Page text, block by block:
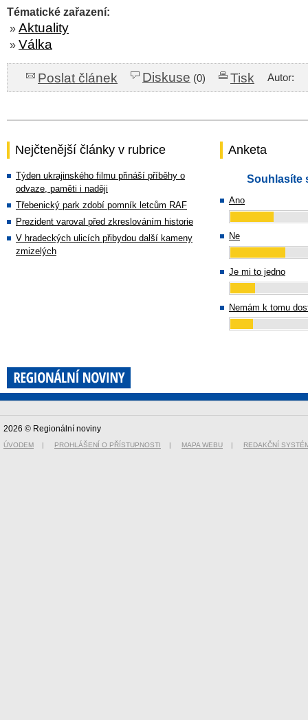
Tématické zařazení:
» Aktuality
» Válka
Poslat článek Diskuse (0) Tisk Autor:
Nejčtenější články v rubrice
Týden ukrajinského filmu přináší příběhy o
odvaze, paměti i naději
Třebenický park zdobí pomník letcům RAF
Prezident varoval před zkreslováním historie
V hradeckých ulicích přibydou další kameny
zmizelých
Anketa
Souhlasíte
Ano
Ne
Je mi to jedno
Nemám k tomu
2026 © Regionální noviny
ÚVODEM | PROHLÁŠENÍ O PŘÍSTUPNOSTI | MAPA WEBU | REDAKČNÍ